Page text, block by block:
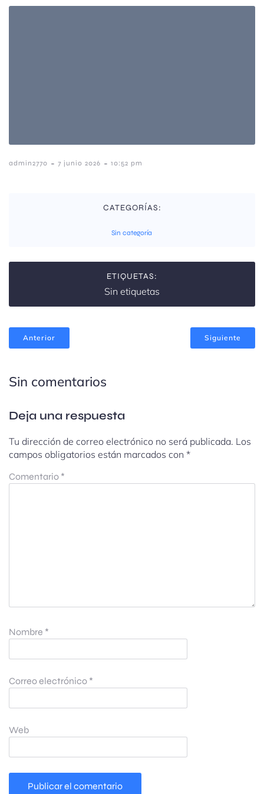
admin2770 - 7 junio 2026 - 10:52 pm
CATEGORÍAS:
Sin categoría
ETIQUETAS:
Sin etiquetas
Anterior Siguiente
Sin comentarios
Deja una respuesta
Tu dirección de correo electrónico no será publicada. Los
campos obligatorios están marcados con *
Comentario *
Nombre *
Correo electrónico *
Web